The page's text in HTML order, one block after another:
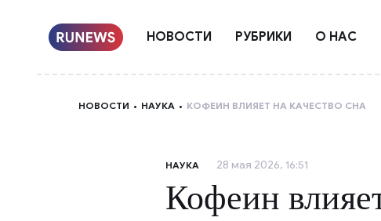
НОВОСТИ РУБРИКИ О НАС
НОВОСТИ НАУКА КОФЕИН ВЛИЯЕТ НА КАЧЕСТВО СНА
НАУКА 28 мая 2026, 16:51
Кофеин